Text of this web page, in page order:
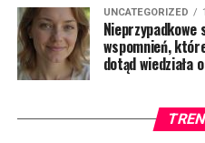
UNCATEGORIZED
Nieprzypadkowe
wspomnień,
dotąd wiedziała